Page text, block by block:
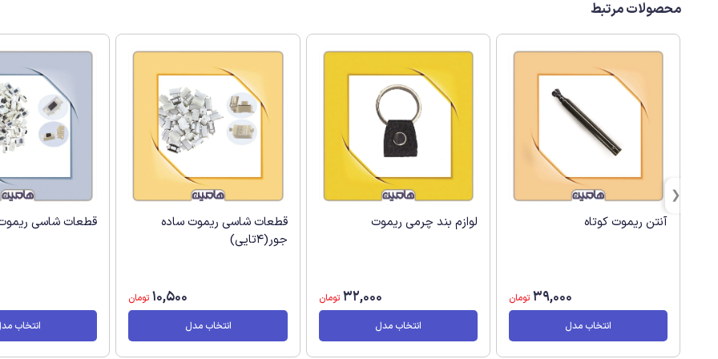
محصولات مرتبط
آنتن ریموت کوتاه
39,000 تومان
انتخاب مدل
لوازم بند چرمی ریموت
32,000 تومان
انتخاب مدل
قطعات شاسی ریموت ساده
جور(4تایی)
10,500 تومان
انتخاب مدل
قطعات شاسی
انتخاب